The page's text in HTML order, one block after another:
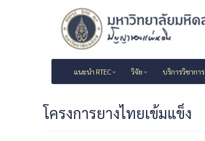
แนะนำ RTEC วิจัย บริการวิชาการ
โครงการยางไทยเข้มแข็ง